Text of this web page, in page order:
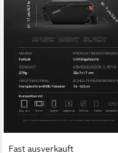
Fast ausverkauft